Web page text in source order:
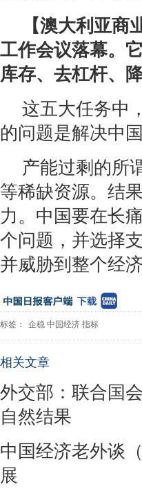
【澳大利亚商
工作会议落幕。
库存、去杠杆、
这五大任务中
的问题是解决中
产能过剩的所
等稀缺资源。结
力。中国要在长
个问题，并选择
并威胁到整个经
标签： 企稳 中国经济 指标
相关文章
外交部：联合国
自然结果
中国经济老外谈
展